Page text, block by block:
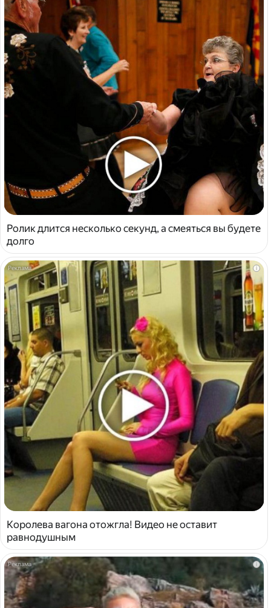
Ролик длится несколько секунд, а смеяться вы будете
долго
i
Королева вагона отожгла! Видео не оставит
равнодушным
i